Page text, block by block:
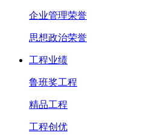
企业管理荣誉
思想政治荣誉
工程业绩
鲁班奖工程
精品工程
工程创优